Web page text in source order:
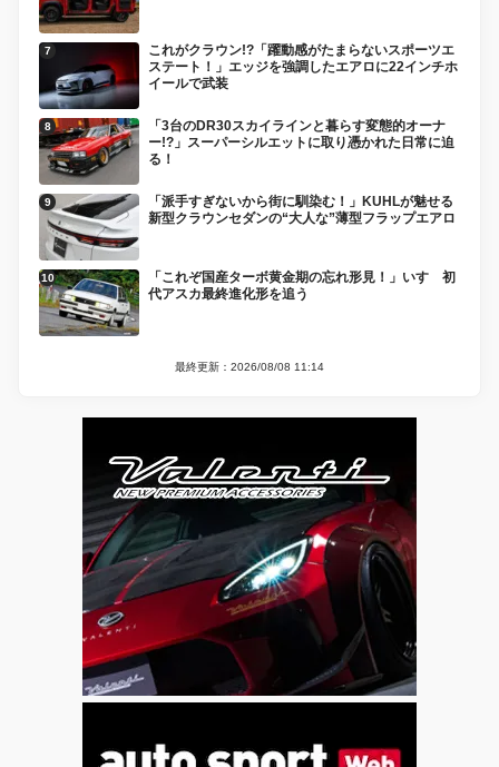
これがクラウン!?「躍動感がたまらないスポーツエ
ステート！」エッジを強調したエアロに22インチホ
イールで武装
「3台のDR30スカイラインと暮らす変態的オーナ
ー!?」スーパーシルエットに取り憑かれた日常に迫
る！
「派手すぎないから街に馴染む！」KUHLが魅せる
新型クラウンセダンの“大人な”薄型フラップエアロ
「これぞ国産ターボ黄金期の忘れ形見！」いすゞ初
代アスカ最終進化形を追う
最終更新：2026/08/08 11:14